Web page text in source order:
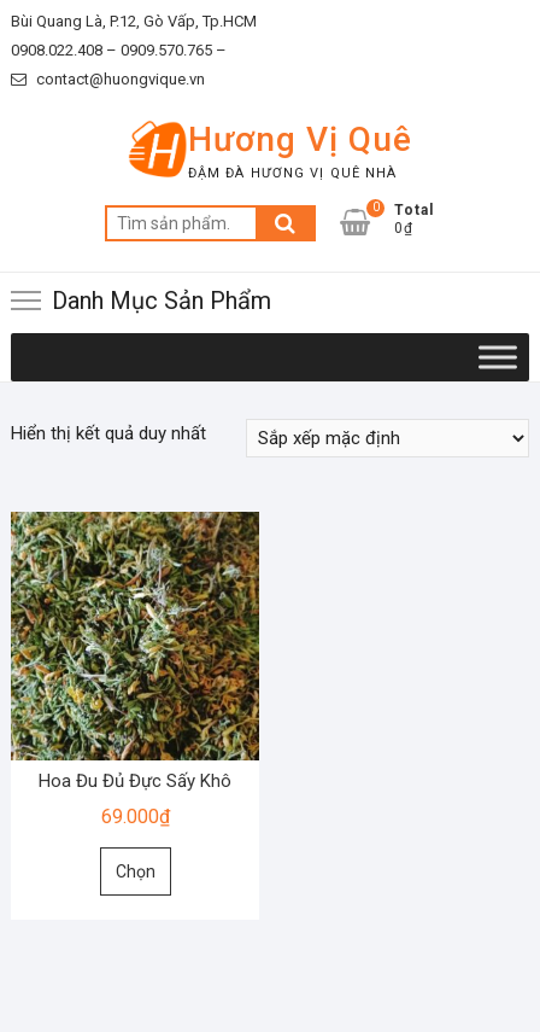
Skip
to
content
Bùi Quang Là, P.12, Gò Vấp, Tp.HCM
0908.022.408 – 0909.570.765 –
contact@huongvique.vn
Hương Vị Quê
ĐẬM ĐÀ HƯƠNG VỊ QUÊ NHÀ
Tìm
kiếm:
0
Total
0₫
Danh Mục Sản Phẩm
Hiển thị kết quả duy nhất
Hoa Đu Đủ Đực Sấy Khô
69.000₫
Chọn
Sản